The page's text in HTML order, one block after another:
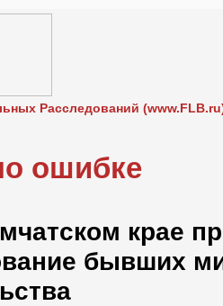
Расследований
ошибке
крае
бывших